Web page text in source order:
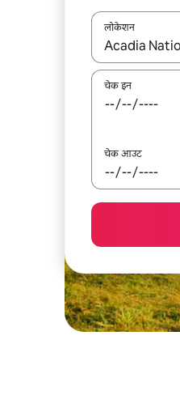
लोकेशन
नतीजों के
चेक इन
चेक आउट